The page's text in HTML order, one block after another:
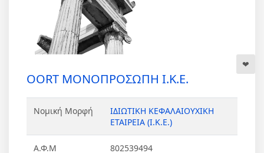
OORT ΜΟΝΟΠΡΟΣΩΠΗ Ι.Κ.Ε.
Νομική Μορφή
ΙΔΙΩΤΙΚΗ ΚΕΦΑΛΑΙΟΥΧΙΚΗ
ΕΤΑΙΡΕΙΑ (Ι.Κ.Ε.)
Α.Φ.Μ 802539494